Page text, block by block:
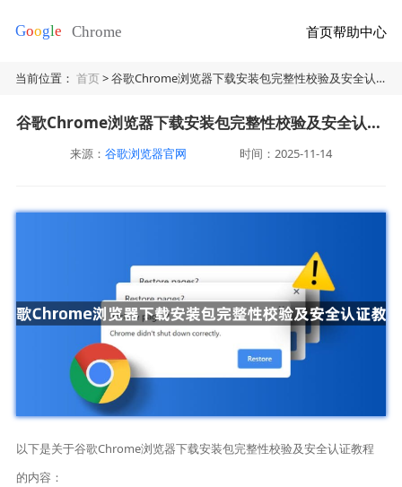
首页帮助中心
当前位置：首页> 谷歌Chrome浏览器下载安装包完整性校验及安全认证教程
谷歌Chrome浏览器下载安装包完整性校验及安全认证教程
来源： 谷歌浏览器官网 时间：2025-11-14
以下是关于谷歌Chrome浏览器下载安装包完整性校验及安全认证教程
的内容：